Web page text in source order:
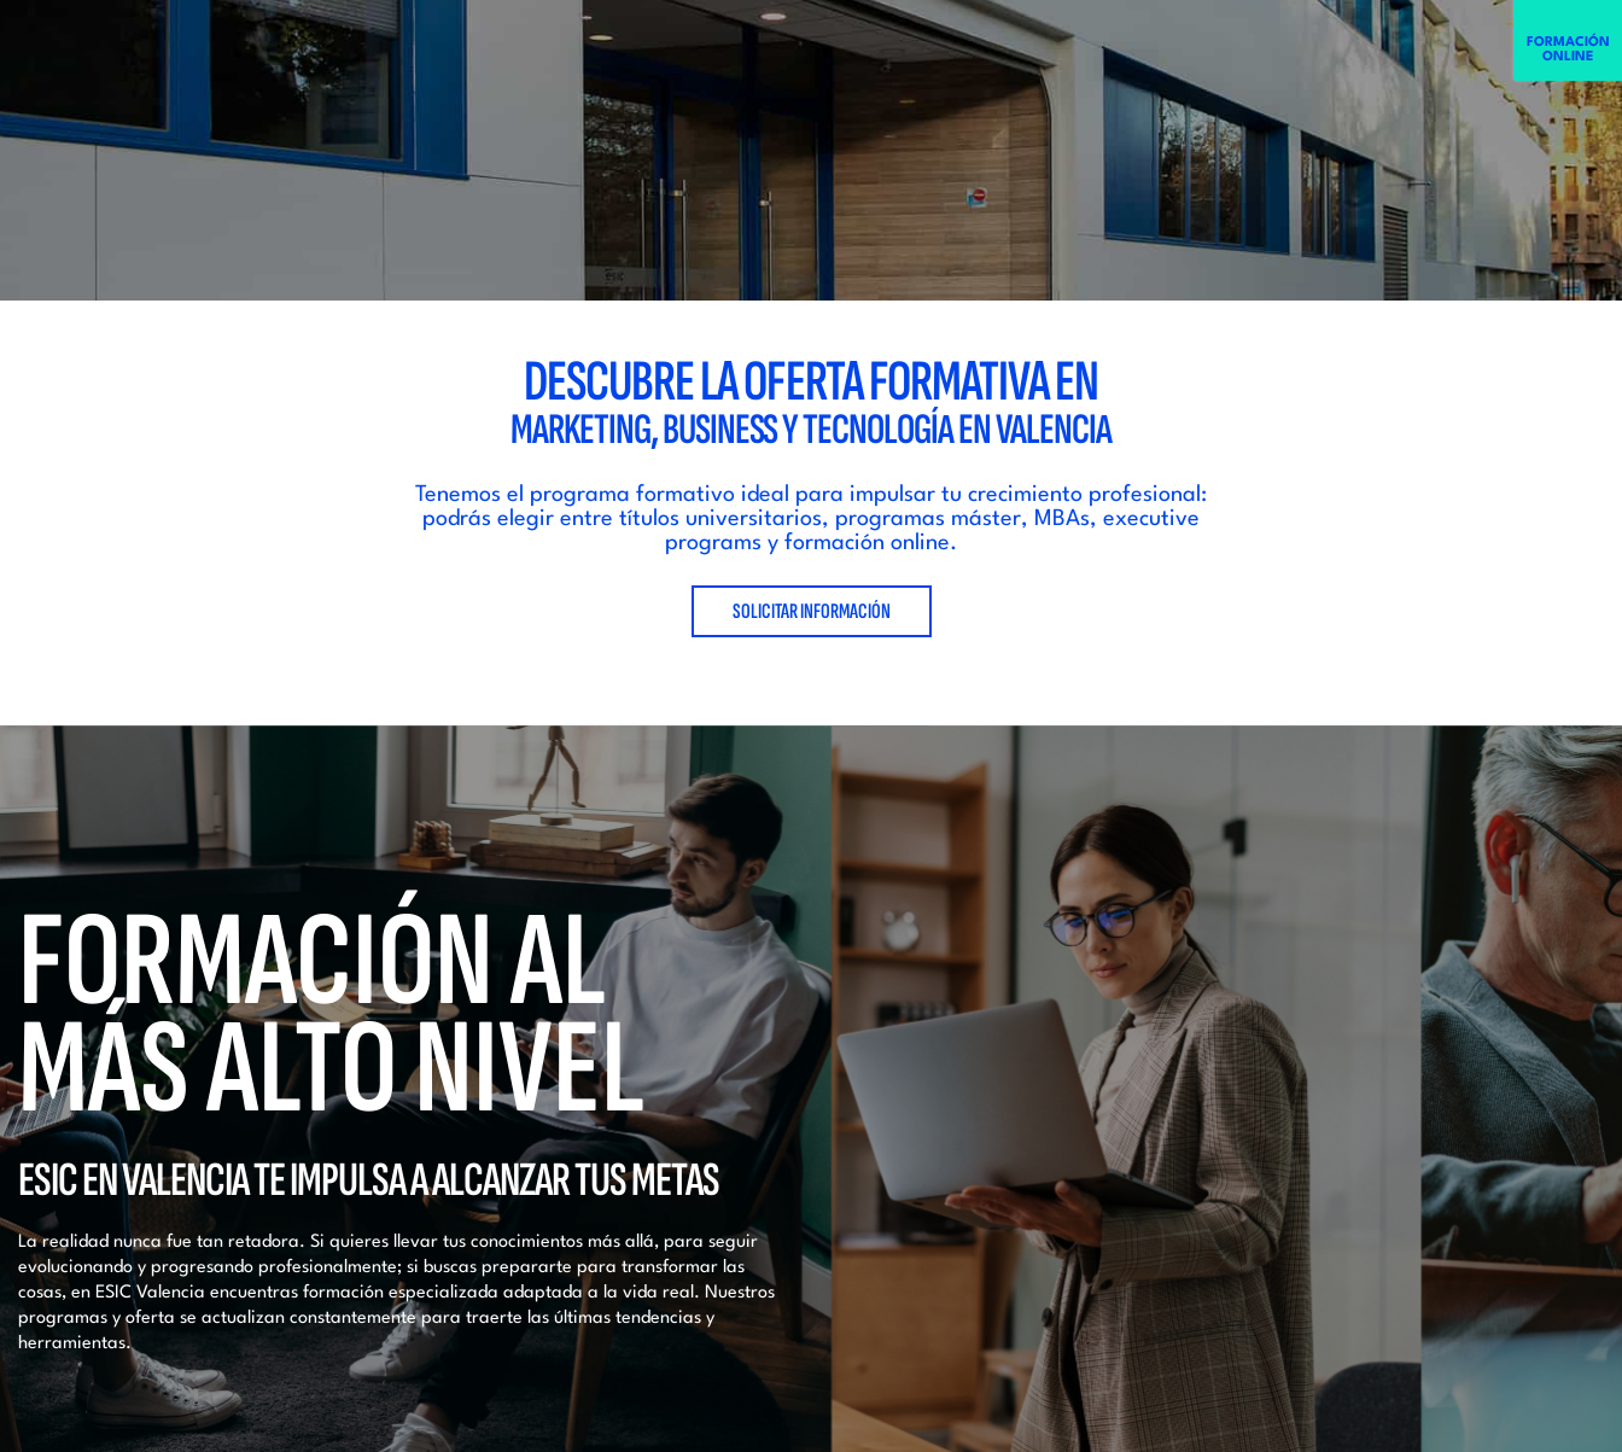
DESCUBRE LA OFERTA FORMATIVA EN
MARKETING, BUSINESS Y TECNOLOGÍA EN VALENCIA
Tenemos el programa formativo ideal para impulsar tu crecimiento profesional:
podrás elegir entre títulos universitarios, programas máster, MBAs, executive
programs y formación online.
SOLICITAR INFORMACIÓN
FORMACIÓN AL
MÁS ALTO NIVEL
ESIC EN VALENCIA TE IMPULSA A ALCANZAR TUS METAS
La realidad nunca fue tan retadora. Si quieres llevar tus conocimientos más allá, para seguir
evolucionando y progresando profesionalmente; si buscas prepararte para transformar las
cosas, en ESIC Valencia encuentras formación especializada adaptada a la vida real. Nuestros
programas y oferta se actualizan constantemente para traerte las últimas tendencias y
herramientas.
FORMACIÓN
ONLINE